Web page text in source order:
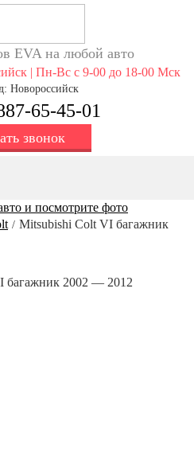
EVA ​на любой авто
| Пн-Вс с 9-00 до 18-00 Мск
Новороссийск
65-45-01
звонок
и посмотрите фото
/ Mitsubishi Colt VI багажник
багажник 2002 — 2012